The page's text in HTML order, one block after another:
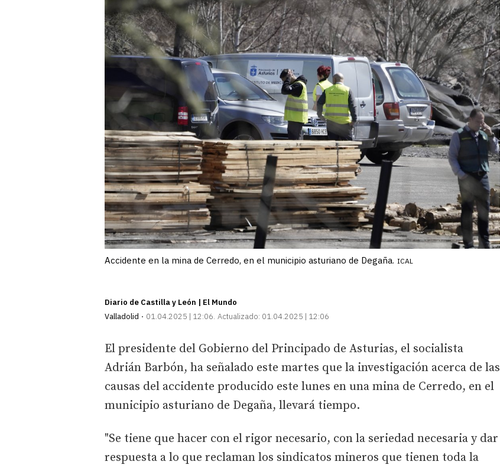
Accidente en la mina de Cerredo, en el municipio asturiano de Degaña. ICAL
Diario de Castilla y León | El Mundo
Valladolid
01.04.2025 | 12:06 Actualizado: 01.04.2025 | 12:06
El presidente del Gobierno del Principado de Asturias, el socialista
Adrián Barbón, ha señalado este martes que la investigación acerca de las
causas del accidente producido este lunes en una mina de Cerredo, en el
municipio asturiano de Degaña, llevará tiempo.
"Se tiene que hacer con el rigor necesario, con la seriedad necesaria y dar
respuesta a lo que reclaman los sindicatos mineros que tienen toda la